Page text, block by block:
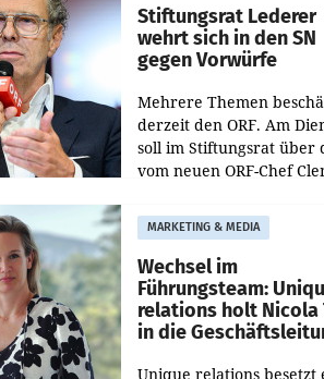
und der
Stiftungsrat Lederer
wehrt sich in den SN
gegen Vorwürfe
Mehrere Themen
derzeit den ORF. Am
soll im Stiftungsrat über
vom neuen ORF-Chef
Besetzungen für die
Direktionen abgestimmt
werden.
MARKETING & MEDIA
Wechsel im
Führungsteam:
relations holt Nicola
in die
Unique relations besetzt